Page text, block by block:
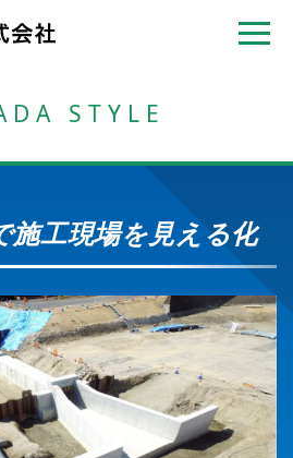
STYLE
施工現場を見える化